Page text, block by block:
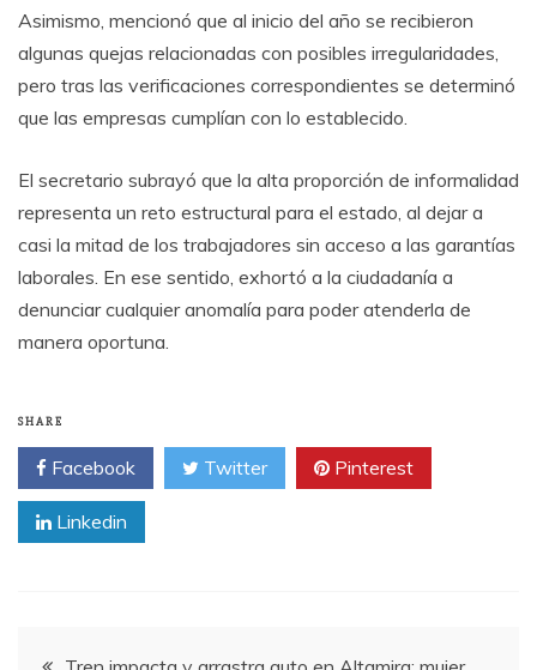
Asimismo, mencionó que al inicio del año se recibieron
algunas quejas relacionadas con posibles irregularidades,
pero tras las verificaciones correspondientes se determinó
que las empresas cumplían con lo establecido.
El secretario subrayó que la alta proporción de informalidad
representa un reto estructural para el estado, al dejar a
casi la mitad de los trabajadores sin acceso a las garantías
laborales. En ese sentido, exhortó a la ciudadanía a
denunciar cualquier anomalía para poder atenderla de
manera oportuna.
SHARE
Facebook Twitter Pinterest
Linkedin
Post